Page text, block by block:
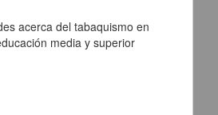
acerca del tabaquismo en
media y superior